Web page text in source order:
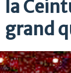
la
grand